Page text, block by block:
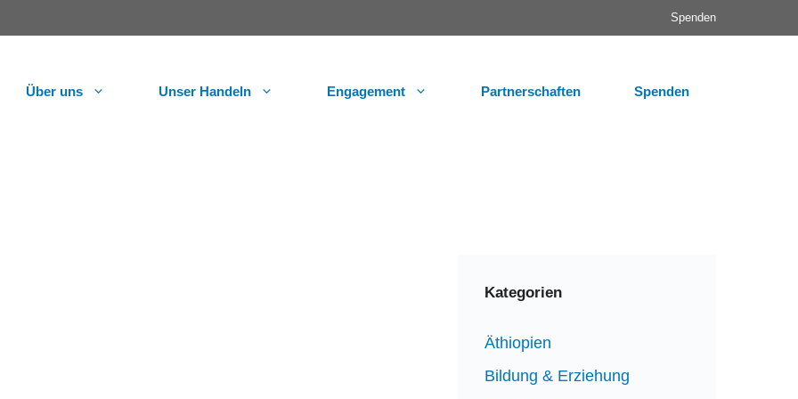
Spenden
Über uns Unser Handeln Engagement Partnerschaften Spenden
Kategorien
Äthiopien
Bildung & Erziehung